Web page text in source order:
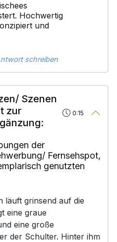
Hochwertig
und
schreiben
Szenen
zur
0:15
der
Fernsehspot,
genutzten
läuft grinsend auf die
eine graue
eine große
der Schulter. Hinter ihm